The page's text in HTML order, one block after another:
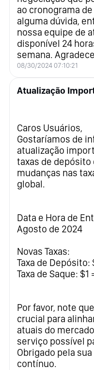
ao cronograma
alguma dúvida,
nossa equipe de
disponível 24
semana.
08/30/2024 07:10:21
Caros Usuários,
Gostaríamos de
atualização
taxas de depósito
mudanças nas
global.
Data e Hora de
Agosto de 2024
Novas Taxas:
Taxa de Depósito:
Taxa de Saque: $1
Por favor, note
crucial para
atuais do
serviço possível
Obrigado pela
contínuo.